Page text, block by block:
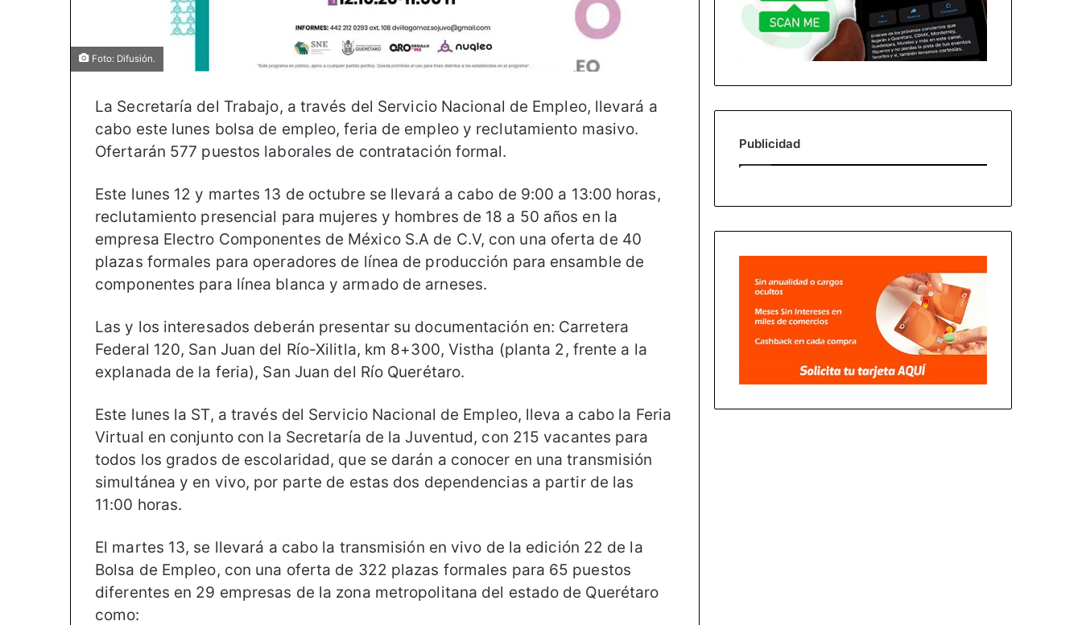
Foto: Difusión.
La Secretaría del Trabajo, a través del Servicio Nacional de Empleo, llevará a
cabo este lunes bolsa de empleo, feria de empleo y reclutamiento masivo.
Ofertarán 577 puestos laborales de contratación formal.
Este lunes 12 y martes 13 de octubre se llevará a cabo de 9:00 a 13:00 horas,
reclutamiento presencial para mujeres y hombres de 18 a 50 años en la
empresa Electro Componentes de México S.A de C.V, con una oferta de 40
plazas formales para operadores de línea de producción para ensamble de
componentes para línea blanca y armado de arneses.
Las y los interesados deberán presentar su documentación en: Carretera
Federal 120, San Juan del Río-Xilitla, km 8+300, Vistha (planta 2, frente a la
explanada de la feria), San Juan del Río Querétaro.
Este lunes la ST, a través del Servicio Nacional de Empleo, lleva a cabo la Feria
Virtual en conjunto con la Secretaría de la Juventud, con 215 vacantes para
todos los grados de escolaridad, que se darán a conocer en una transmisión
simultánea y en vivo, por parte de estas dos dependencias a partir de las
11:00 horas.
El martes 13, se llevará a cabo la transmisión en vivo de la edición 22 de la
Bolsa de Empleo, con una oferta de 322 plazas formales para 65 puestos
diferentes en 29 empresas de la zona metropolitana del estado de Querétaro
como:
Publicidad